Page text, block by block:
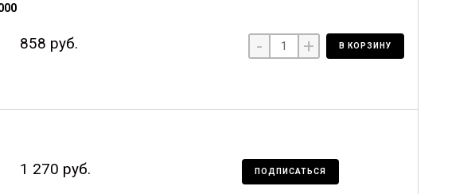
858 руб. - + В КОРЗИНУ
1 270 руб. ПОДПИСАТЬСЯ